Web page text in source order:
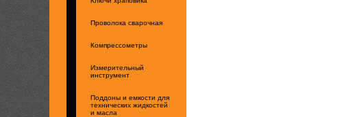
Проволока сварочная
Компрессометры
Измерительный
инструмент
Поддоны и емкости для
технических жидкостей
и масла